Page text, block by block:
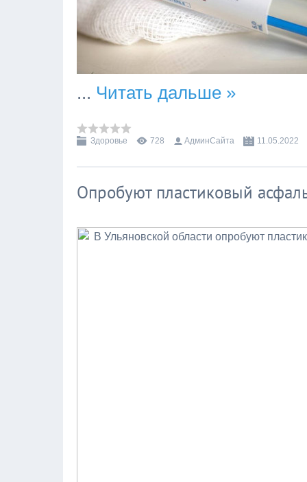
... Читать дальше »
Здоровье 728 АдминСайта 11.05.2022
Опробуют пластиковый